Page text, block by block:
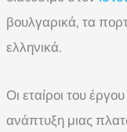
βουλγαρικά, τα
ελληνικά.
Οι εταίροι του
ανάπτυξη μιας